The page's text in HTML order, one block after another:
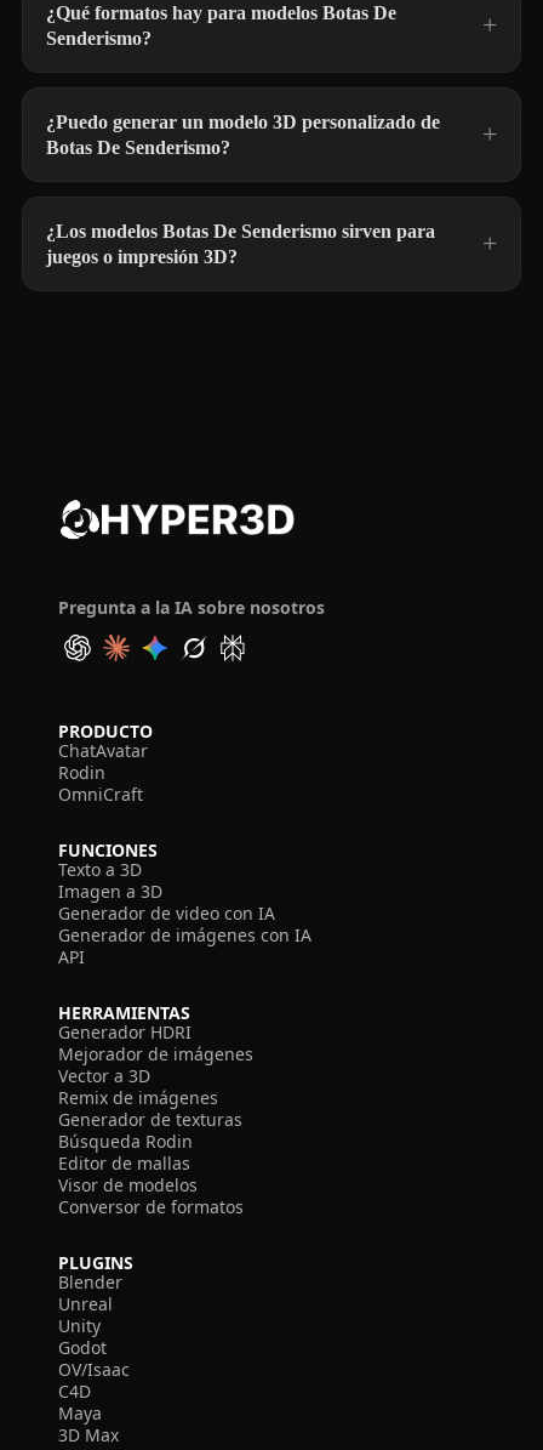
¿Qué formatos hay para modelos Botas De
Senderismo?
¿Puedo generar un modelo 3D personalizado de
Botas De Senderismo?
¿Los modelos Botas De Senderismo sirven para
juegos o impresión 3D?
Pregunta a la IA sobre nosotros
PRODUCTO
ChatAvatar
Rodin
OmniCraft
FUNCIONES
Texto a 3D
Imagen a 3D
Generador de video con IA
Generador de imágenes con IA
API
HERRAMIENTAS
Generador HDRI
Mejorador de imágenes
Vector a 3D
Remix de imágenes
Generador de texturas
Búsqueda Rodin
Editor de mallas
Visor de modelos
Conversor de formatos
PLUGINS
Blender
Unreal
Unity
Godot
OV/Isaac
C4D
Maya
3D Max